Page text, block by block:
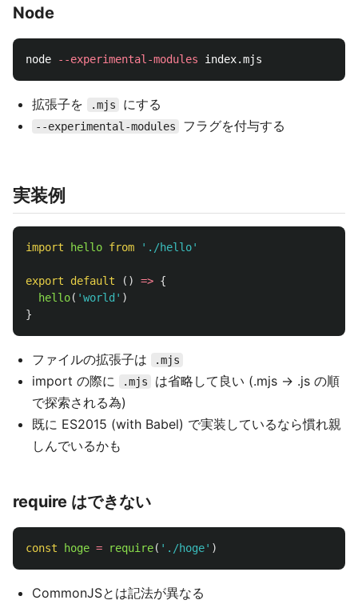
Node
node --experimental-modules
拡張子を .mjs にする
--experimental-modules フラグを付与する
実装例
import hello from ' ./hello'
export default () => {
hello( 'world ' )
}
ファイルの拡張子は .mjs
import の際に .mjs
は省略して良い (.mjs -> .js の順
で探索される為)
既に ES2015 (with Babel) で実装しているなら慣れ親
しんでいるかも
require はできない
const hoge = require( ' ./hoge' )
CommonJSとは記法が異なる